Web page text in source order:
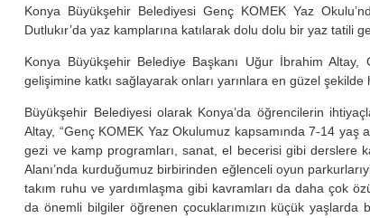
Konya Büyükşehir Belediyesi Genç KOMEK Yaz
Dutlukır’da yaz kamplarına katılarak dolu dolu bir yaz tatili
Konya Büyükşehir Belediye Başkanı Uğur İbrahim
gelişimine katkı sağlayarak onları yarınlara en güzel
Büyükşehir Belediyesi olarak Konya’da öğrencilerin
Altay, “Genç KOMEK Yaz Okulumuz kapsamında 7-14 yaş
gezi ve kamp programları, sanat, el becerisi gibi derslere
Alanı’nda kurduğumuz birbirinden eğlenceli oyun
takım ruhu ve yardımlaşma gibi kavramları da daha çok
da önemli bilgiler öğrenen çocuklarımızın küçük yaşlarda